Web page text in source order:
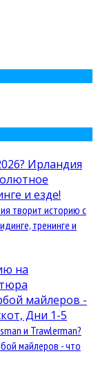
творит историю с
тренинге и
и Trawlerman?
майлеров - что